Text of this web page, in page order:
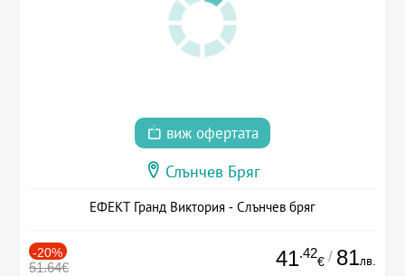
виж офертата
Слънчев Бряг
ЕФЕКТ Гранд Виктория - Слънчев бряг
-20%
51.64€ 41.42
€ / 81лв.